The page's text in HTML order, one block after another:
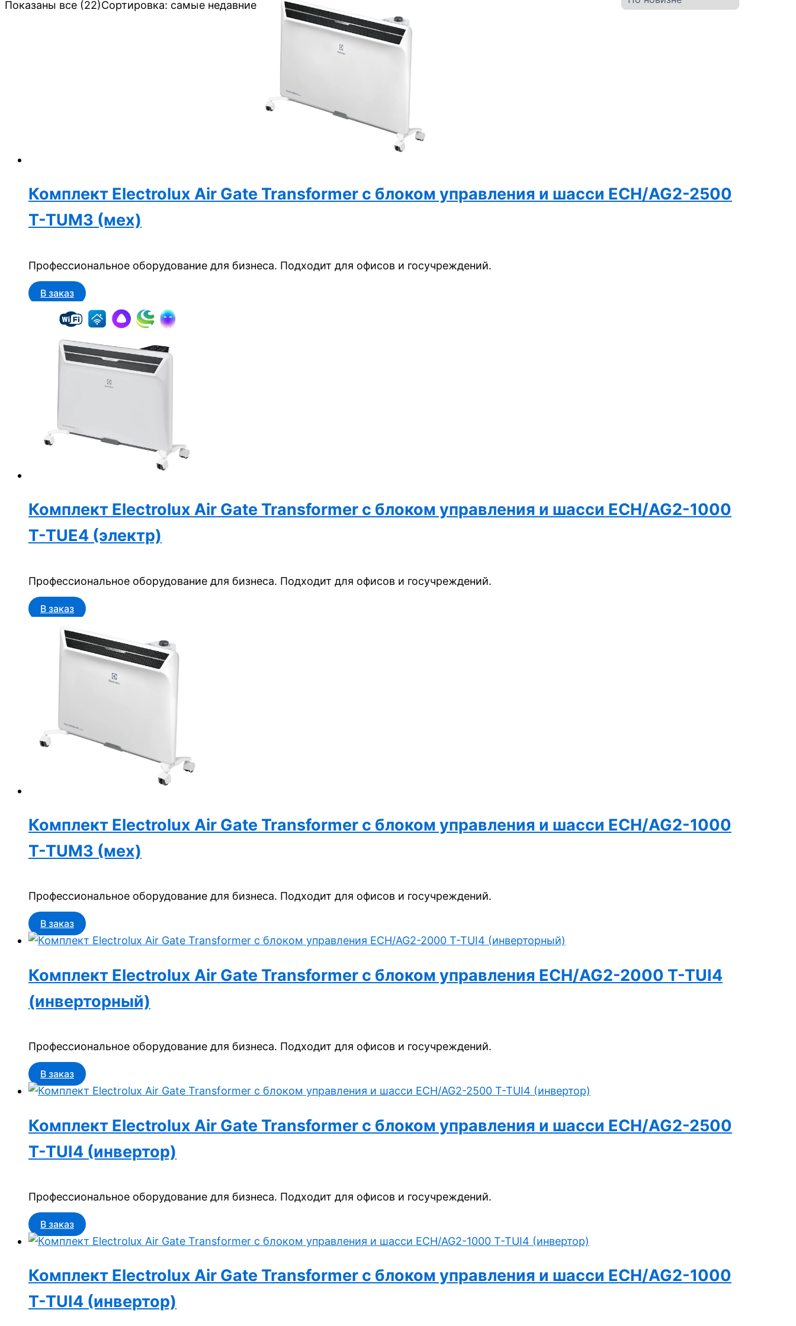
Показаны все (22)Сортировка: самые недавние
Комплект Electrolux Air Gate Transformer с блоком управления и шасси ECH/AG2-2500
T-TUM3 (мех)
Профессиональное оборудование для бизнеса. Подходит для офисов и госучреждений.
В заказ
Комплект Electrolux Air Gate Transformer с блоком управления и шасси ECH/AG2-1000
T-TUE4 (электр)
Профессиональное оборудование для бизнеса. Подходит для офисов и госучреждений.
В заказ
Комплект Electrolux Air Gate Transformer с блоком управления и шасси ECH/AG2-1000
T-TUM3 (мех)
Профессиональное оборудование для бизнеса. Подходит для офисов и госучреждений.
В заказ
Комплект Electrolux Air Gate Transformer с блоком управления ECH/AG2-2000 T-TUI4
(инверторный)
Профессиональное оборудование для бизнеса. Подходит для офисов и госучреждений.
В заказ
Комплект Electrolux Air Gate Transformer с блоком управления и шасси ECH/AG2-2500
T-TUI4 (инвертор)
Профессиональное оборудование для бизнеса. Подходит для офисов и госучреждений.
В заказ
Комплект Electrolux Air Gate Transformer с блоком управления и шасси ECH/AG2-1000
T-TUI4 (инвертор)